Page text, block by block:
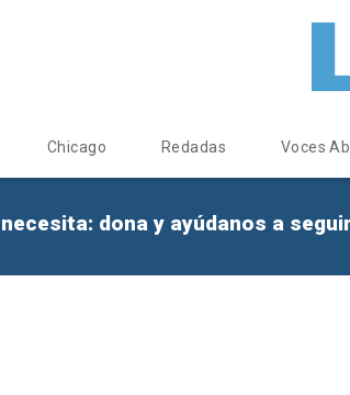
Chicago Redadas Voces
dona y ayúdanos a